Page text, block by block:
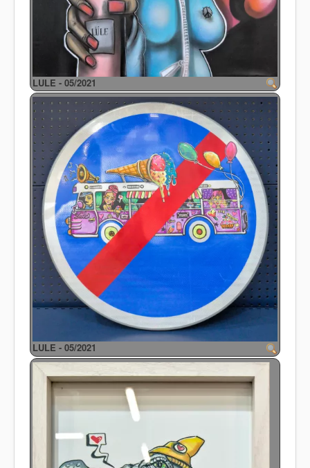
LULE - 05/2021
LULE - 05/2021